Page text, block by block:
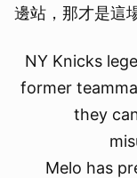
邊站，那才是這
NY Knicks
former
they
Melo has